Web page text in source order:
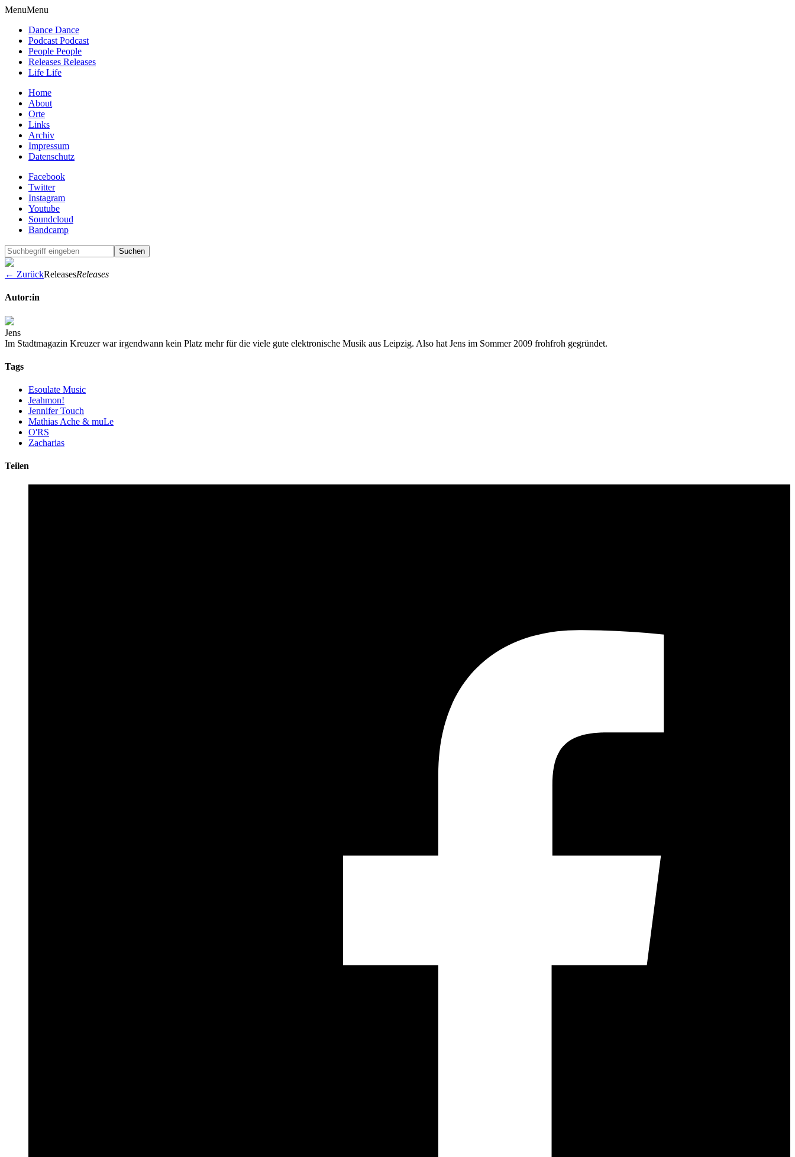
MenuMenu
Dance Dance
Podcast Podcast
People People
Releases Releases
Life Life
Home
About
Orte
Links
Archiv
Impressum
Datenschutz
Facebook
Twitter
Instagram
Youtube
Soundcloud
Bandcamp
← ZurückReleasesReleases
Autor:in
Jens
Im Stadtmagazin Kreuzer war irgendwann kein Platz mehr für die viele gute elektronische Musik aus Leipzig. Also hat Jens im Sommer 2009 frohfroh gegründet.
Tags
Esoulate Music
Jeahmon!
Jennifer Touch
Mathias Ache & muLe
O'RS
Zacharias
Teilen